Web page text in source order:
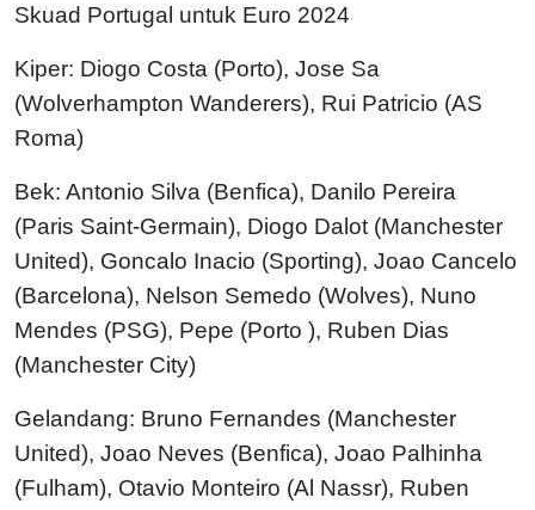
Skuad Portugal untuk Euro 2024
Kiper: Diogo Costa (Porto), Jose Sa
(Wolverhampton Wanderers), Rui Patricio (AS
Roma)
Bek: Antonio Silva (Benfica), Danilo Pereira
(Paris Saint-Germain), Diogo Dalot (Manchester
United), Goncalo Inacio (Sporting), Joao Cancelo
(Barcelona), Nelson Semedo (Wolves), Nuno
Mendes (PSG), Pepe (Porto ), Ruben Dias
(Manchester City)
Gelandang: Bruno Fernandes (Manchester
United), Joao Neves (Benfica), Joao Palhinha
(Fulham), Otavio Monteiro (Al Nassr), Ruben